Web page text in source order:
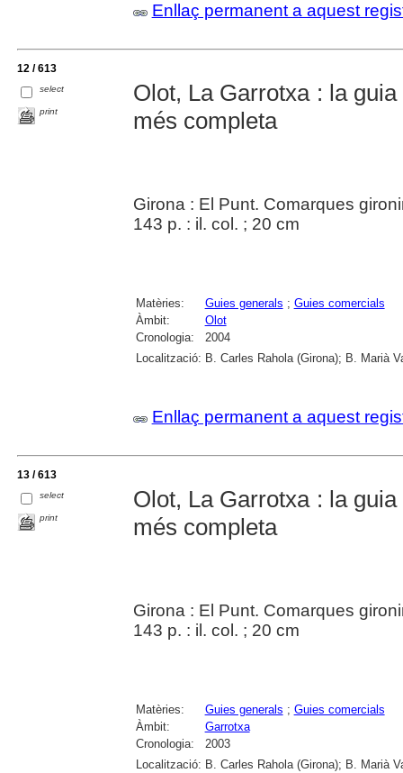
Enllaç permanent a aquest
12 / 613
select
print
Olot, La Garrotxa : la
més completa
Girona : El Punt. Comarques
143 p. : il. col. ; 20 cm
Matèries: Guies generals ; Guies comercials
Àmbit:
Olot
Cronologia:
2004
Localització: B. Carles Rahola (Girona); B. Marià
Enllaç permanent a aquest
13 / 613
select
print
Olot, La Garrotxa : la
més completa
Girona : El Punt. Comarques
143 p. : il. col. ; 20 cm
Matèries: Guies generals ; Guies comercials
Àmbit:
Garrotxa
Cronologia:
2003
Localització: B. Carles Rahola (Girona); B. Marià